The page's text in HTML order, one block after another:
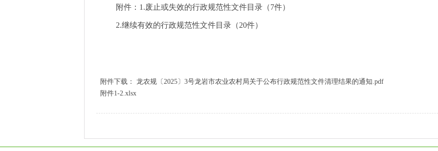
附件：1.废止或失效的行政规范性文件目录（7件）
2.继续有效的行政规范性文件目录（20件）
附件下载： 龙农规〔2025〕3号龙岩市农业农村局关于公布行政规范性文件清理结果的通知.pdf
附件1-2.xlsx